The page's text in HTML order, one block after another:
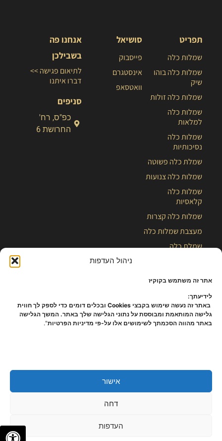
ניהול העדפות
אתר זה משתמש בקוקיז
לידיעתך:
באתר זה נעשה שימוש בקבצי Cookies ובכלים דומים כדי לספק לך חווית
גלישה המותאמת ומבוססת על נתוני הגלישה שלך באתר. המשך הגלישה
באתר מהווה הסכמתך לשימושים אלו על-פי מדיניות הפרטיות".
אישור
דחה
העדפות
תפריט
שמלות כלה
שמלות כלה בוהו
שיק
שמלות כלה זולות
שמלות כלה
למלאות
שמלות כלה
נסיכותיות
שמלת כלה פשוטה
שמלות כלה צנועות
שמלות כלה
קלאסיות
שמלות כלה קצרות
מעצבת שמלות כלה
שמלת כלה
סושיאל
פייסבוק
אינסטגרם
וואטסאפ
אנחנו פה
בשבילכן
לתיאום פגישה >>
דברו איתנו
סניפים
כפ"ס, רח'
החרושת 6
כל הזכויות שמורות – קלייר |מפת אתר|הצהרת נגישות|תקנון ומידניות
פרטיות